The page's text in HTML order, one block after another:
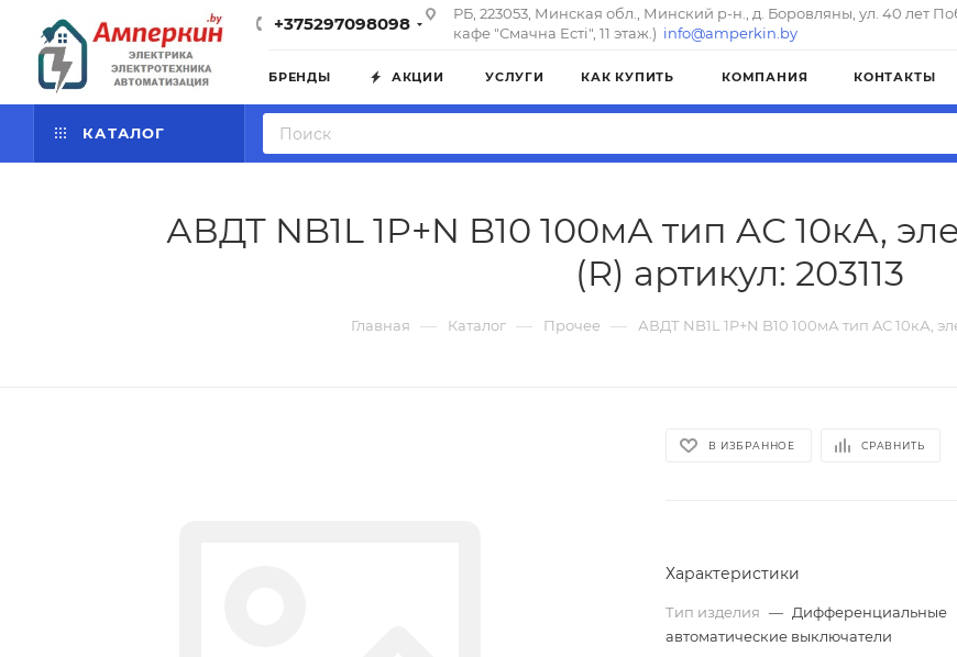
+375297098098
РБ, 223053, Минская обл., Минский р-н., д. Боровляны, ул. 40 лет
кафе "Смачна Естi", 11 этаж.) info@amperkin.by
БРЕНДЫ АКЦИИ УСЛУГИ КАК КУПИТЬ КОМПАНИЯ КОНТАКТЫ
КАТАЛОГ
АВДТ NB1L 1P+N B10 100мА тип AС 10кА,
(R) артикул: 203113
Главная — Каталог — Прочее — АВДТ NB1L 1P+N B10 100мА тип AС 10кА,
В ИЗБРАННОЕ СРАВНИТЬ
Характеристики
Тип изделия — Дифференциальные
автоматические выключатели